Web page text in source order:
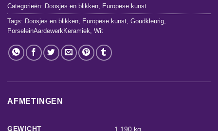
Categorieën: Doosjes en blikken Europese kunst
Tags: Doosjes en blikken Europese kunst Goudkleurig
PorseleinAardewerkKeramiek Wit
AFMETINGEN
GEWICHT
1,190 kg